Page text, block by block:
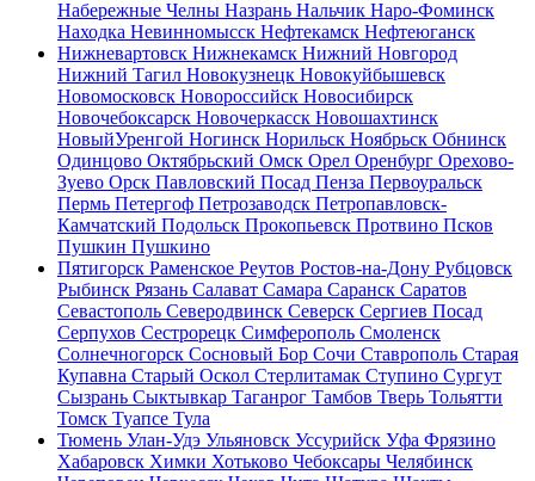
Набережные Челны Назрань Нальчик Наро-Фоминск
Находка Невинномысск Нефтекамск Нефтеюганск
Нижневартовск Нижнекамск Нижний Новгород
Нижний Тагил Новокузнецк Новокуйбышевск
Новомосковск Новороссийск Новосибирск
Новочебоксарск Новочеркасск Новошахтинск
НовыйУренгой Ногинск Норильск Ноябрьск Обнинск
Одинцово Октябрьский Омск Орел Оренбург Орехово-
Зуево Орск Павловский Посад Пенза Первоуральск
Пермь Петергоф Петрозаводск Петропавловск-
Камчатский Подольск Прокопьевск Протвино Псков
Пушкин Пушкино
Пятигорск Раменское Реутов Ростов-на-Дону Рубцовск
Рыбинск Рязань Салават Самара Саранск Саратов
Севастополь Северодвинск Северск Сергиев Посад
Серпухов Сестрорецк Симферополь Смоленск
Солнечногорск Сосновый Бор Сочи Ставрополь Старая
Купавна Старый Оскол Стерлитамак Ступино Сургут
Сызрань Сыктывкар Таганрог Тамбов Тверь Тольятти
Томск Туапсе Тула
Тюмень Улан-Удэ Ульяновск Уссурийск Уфа Фрязино
Хабаровск Химки Хотьково Чебоксары Челябинск